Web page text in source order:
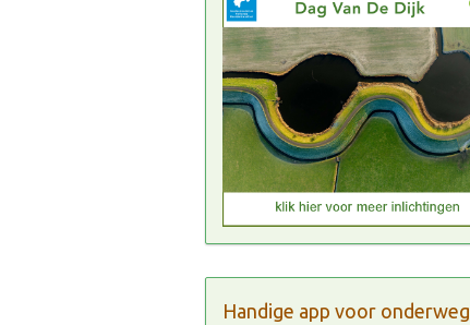
Handige app voor onderweg